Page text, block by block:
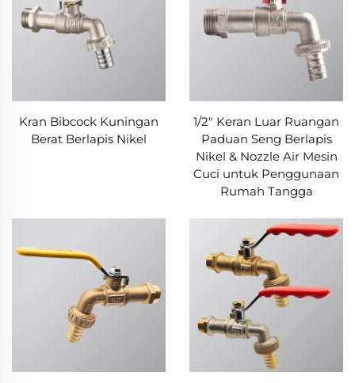
Kran Bibcock Kuningan
Berat Berlapis Nikel
1/2" Keran Luar Ruangan
Paduan Seng Berlapis
Nikel & Nozzle Air Mesin
Cuci untuk Penggunaan
Rumah Tangga